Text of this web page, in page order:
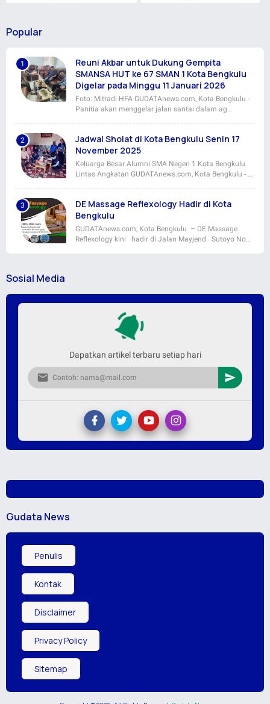
Popular
Reuni Akbar untuk Dukung Gempita
SMANSA HUT ke 67 SMAN 1 Kota Bengkulu
Digelar pada Minggu 11 Januari 2026
Foto: Mitradi HFA GUDATAnews.com, Kota Bengkulu -
Panitia akan menggelar jalan santai dalam ag…
Jadwal Sholat di Kota Bengkulu Senin 17
November 2025
Keluarga Besar Alumni SMA Negeri 1 Kota Bengkulu
Lintas Angkatan GUDATAnews.com, Kota Bengkulu - …
DE Massage Reflexology Hadir di Kota
Bengkulu
GUDATAnews.com, Kota Bengkulu – DE Massage
Reflexology kini hadir di Jalan Mayjend Sutoyo No…
Sosial Media
Dapatkan artikel terbaru setiap hari
Gudata News
Penulis
Kontak
Disclaimer
Privacy Policy
Sitemap